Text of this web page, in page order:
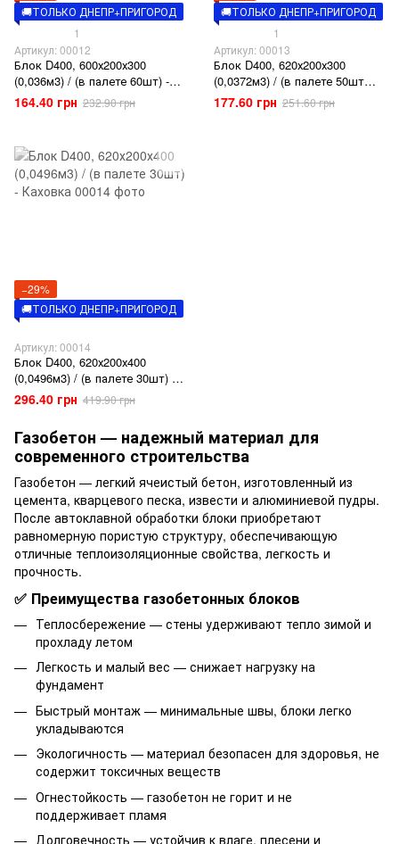
🚚ТОЛЬКО ДНЕПР+ПРИГОРОД
1
Артикул: 00012
Блок D400, 600х200х300
(0,036м3) / (в палете 60шт) -
2,16м3 Стоунлайт
164.40 грн 232.90 грн
🚚ТОЛЬКО ДНЕПР+ПРИГОРОД
1
Артикул: 00013
Блок D400, 620х200х300
(0,0372м3) / (в палете 50шт
1,86 м3) - Каховка
177.60 грн 251.60 грн
−29%
🚚ТОЛЬКО ДНЕПР+ПРИГОРОД
Артикул: 00014
Блок D400, 620х200х400
(0,0496м3) / (в палете 30шт) -
Каховка
296.40 грн 419.90 грн
Газобетон — надежный материал для
современного строительства
Газобетон — легкий ячеистый бетон, изготовленный из
цемента, кварцевого песка, извести и алюминиевой пудры.
После автоклавной обработки блоки приобретают
равномерную пористую структуру, обеспечивающую
отличные теплоизоляционные свойства, легкость и
прочность.
✅ Преимущества газобетонных блоков
Теплосбережение — стены удерживают тепло зимой и
прохладу летом
Легкость и малый вес — снижает нагрузку на
фундамент
Быстрый монтаж — минимальные швы, блоки легко
укладываются
Экологичность — материал безопасен для здоровья, не
содержит токсичных веществ
Огнестойкость — газобетон не горит и не
поддерживает пламя
Долговечность — устойчив к влаге, плесени и